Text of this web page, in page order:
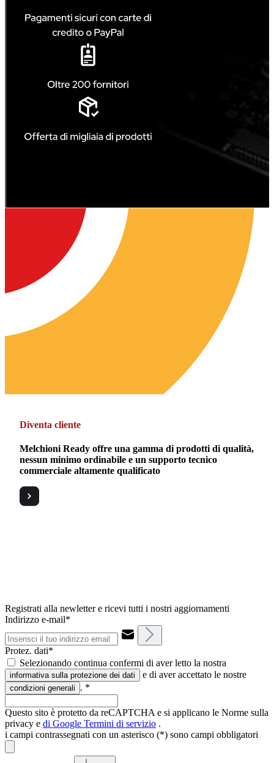
Diventa cliente
Melchioni Ready offre una gamma di prodotti di qualità,
nessun minimo ordinabile e un supporto tecnico
commerciale altamente qualificato
Registrati alla newletter e ricevi tutti i nostri aggiornamenti
Indirizzo e-mail*
Protez. dati*
Selezionando continua confermi di aver letto la nostra
informativa sulla protezione dei dati e di aver accettato le nostre
condizioni generali . *
Questo sito è protetto da reCAPTCHA e si applicano le Norme sulla
privacy e di Google Termini di servizio .
i campi contrassegnati con un asterisco (*) sono campi obbligatori